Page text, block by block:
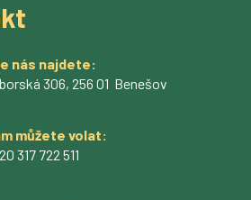
nás najdete:
306, 256 01 Benešov
můžete volat:
317 722 511